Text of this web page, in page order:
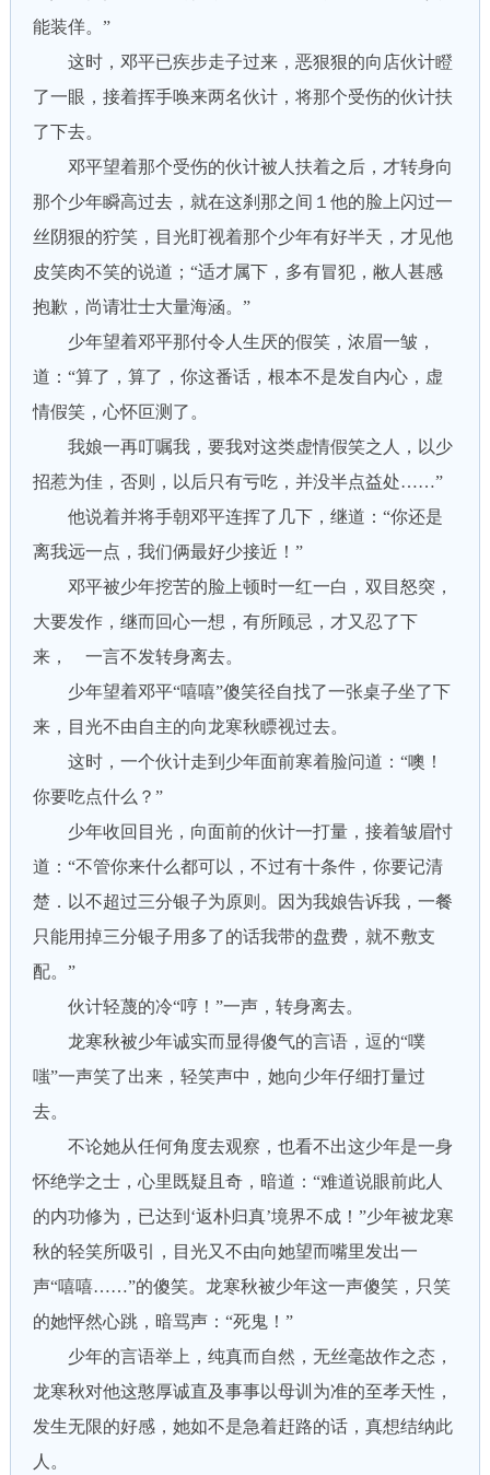
能装佯。”
这时，邓平已疾步走子过来，恶狠狠的向店伙计瞪
了一眼，接着挥手唤来两名伙计，将那个受伤的伙计扶
了下去。
邓平望着那个受伤的伙计被人扶着之后，才转身向
那个少年瞬高过去，就在这刹那之间１他的脸上闪过一
丝阴狠的狞笑，目光盯视着那个少年有好半天，才见他
皮笑肉不笑的说道；“适才属下，多有冒犯，敝人甚感
抱歉，尚请壮士大量海涵。”
少年望着邓平那付令人生厌的假笑，浓眉一皱，
道：“算了，算了，你这番话，根本不是发自内心，虚
情假笑，心怀叵测了。
我娘一再叮嘱我，要我对这类虚情假笑之人，以少
招惹为佳，否则，以后只有亏吃，并没半点益处……”
他说着并将手朝邓平连挥了几下，继道：“你还是
离我远一点，我们俩最好少接近！”
邓平被少年挖苦的脸上顿时一红一白，双目怒突，
大要发作，继而回心一想，有所顾忌，才又忍了下
来， 一言不发转身离去。
少年望着邓平“嘻嘻”傻笑径自找了一张桌子坐了下
来，目光不由自主的向龙寒秋瞟视过去。
这时，一个伙计走到少年面前寒着脸问道：“噢！
你要吃点什么？”
少年收回目光，向面前的伙计一打量，接着皱眉忖
道：“不管你来什么都可以，不过有十条件，你要记清
楚．以不超过三分银子为原则。因为我娘告诉我，一餐
只能用掉三分银子用多了的话我带的盘费，就不敷支
配。”
伙计轻蔑的冷“哼！”一声，转身离去。
龙寒秋被少年诚实而显得傻气的言语，逗的“噗
嗤”一声笑了出来，轻笑声中，她向少年仔细打量过
去。
不论她从任何角度去观察，也看不出这少年是一身
怀绝学之士，心里既疑且奇，暗道：“难道说眼前此人
的内功修为，已达到‘返朴归真’境界不成！”少年被龙寒
秋的轻笑所吸引，目光又不由向她望而嘴里发出一
声“嘻嘻……”的傻笑。龙寒秋被少年这一声傻笑，只笑
的她怦然心跳，暗骂声：“死鬼！”
少年的言语举上，纯真而自然，无丝毫故作之态，
龙寒秋对他这憨厚诚直及事事以母训为准的至孝天性，
发生无限的好感，她如不是急着赶路的话，真想结纳此
人。